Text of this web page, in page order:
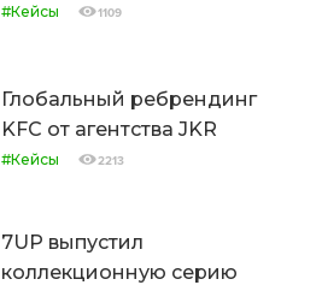
#Кейсы 1109
Глобальный ребрендинг
KFC от агентства JKR
#Кейсы 2213
7UP выпустил
коллекционную серию